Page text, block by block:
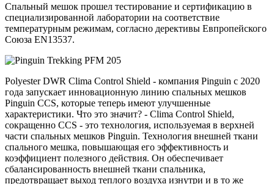
Спальный мешок прошел тестирование и сертификацию в
специализированной лаборатории на соответствие
температурным режимам, согласно дерективы Евпропейского
Союза EN13537.
Polyester DWR Clima Control Shield - компания Pinguin с 2020
года запускает инновационную линию спальных мешков
Pinguin CCS, которые теперь имеют улучшенные
характеристики. Что это значит? - Clima Control Shield,
сокращенно CCS - это технология, используемая в верхней
части спальных мешков Pinguin. Технология внешней ткани
спального мешка, повышающая его эффективность и
коэффициент полезного действия. Он обеспечивает
сбалансированность внешней ткани спальника,
предотвращает выход теплого воздуха изнутри и в то же